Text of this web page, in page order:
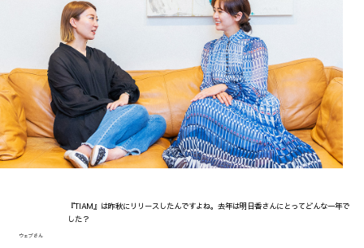
ウェブさん
『TIAM』は昨秋にリリースしたんですよね。去年は明日香さんにとってどんな一年で
した？